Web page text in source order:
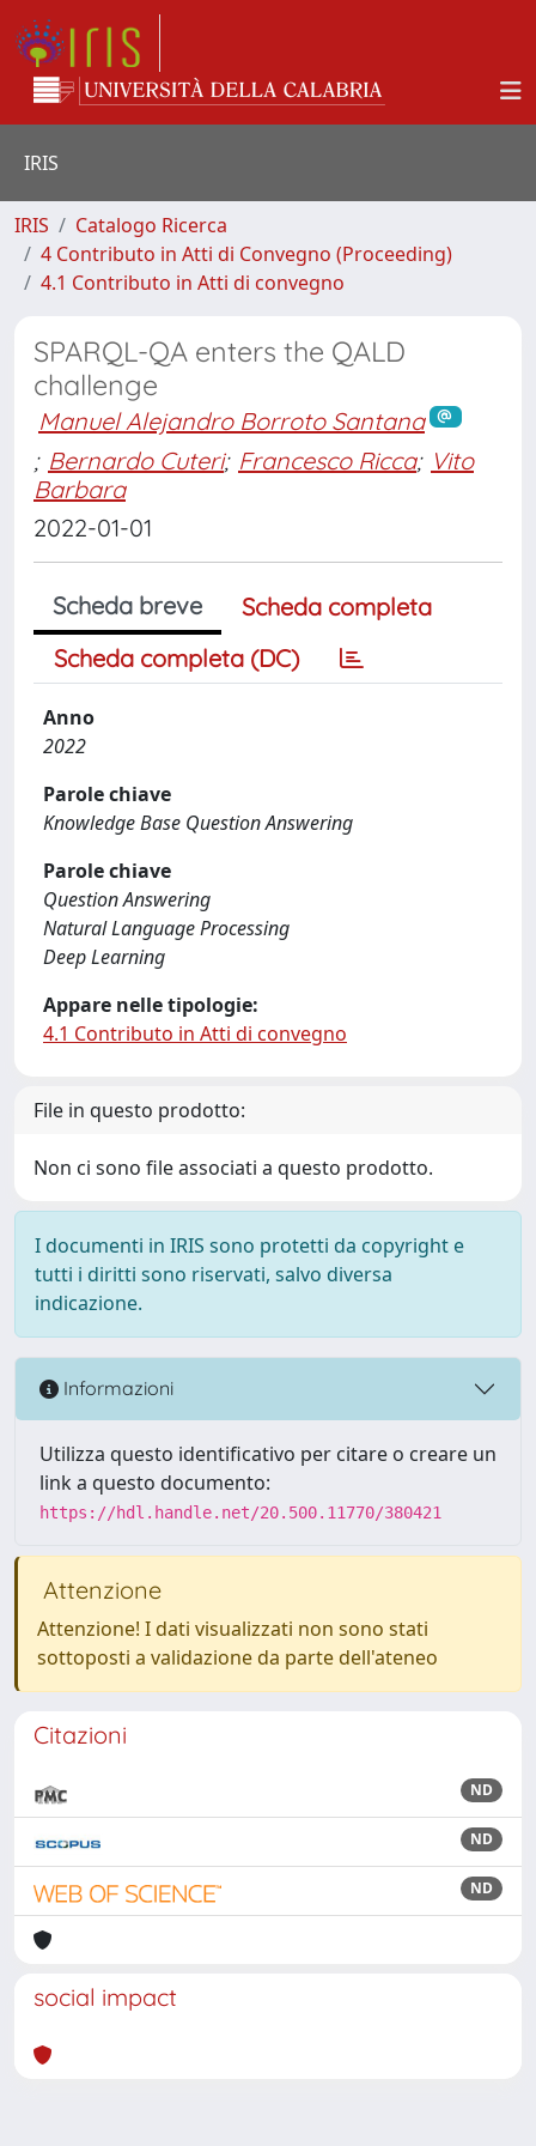
IRIS
IRIS
Catalogo Ricerca
4 Contributo in Atti di Convegno (Proceeding)
4.1 Contributo in Atti di convegno
SPARQL-QA enters the QALD
challenge
Manuel Alejandro Borroto Santana
; Bernardo Cuteri; Francesco Ricca; Vito
Barbara
2022-01-01
Scheda breve
Scheda completa
Scheda completa (DC)
Anno
2022
Parole chiave
Knowledge Base Question Answering
Parole chiave
Question Answering
Natural Language Processing
Deep Learning
Appare nelle tipologie:
4.1 Contributo in Atti di convegno
File in questo prodotto:
Non ci sono file associati a questo prodotto.
I documenti in IRIS sono protetti da copyright e
tutti i diritti sono riservati, salvo diversa
indicazione.
Informazioni
Utilizza questo identificativo per citare o creare un
link a questo documento:
https://hdl.handle.net/20.500.11770/380421
Attenzione
Attenzione! I dati visualizzati non sono stati
sottoposti a validazione da parte dell'ateneo
Citazioni
ND
ND
ND
social impact